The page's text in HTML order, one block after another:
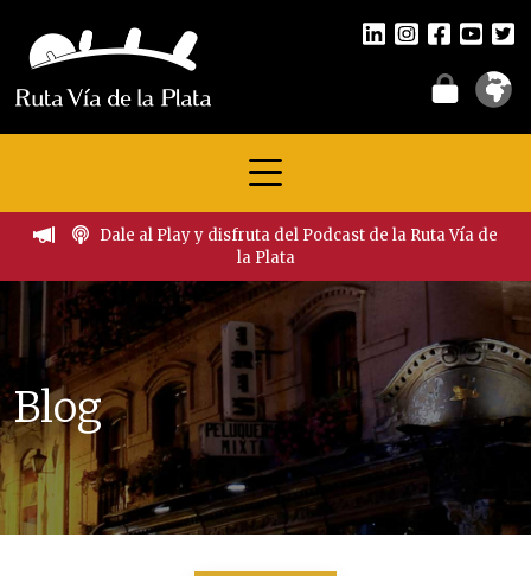
Dale al Play y disfruta del Podcast de la Ruta Vía de
la Plata
Blog